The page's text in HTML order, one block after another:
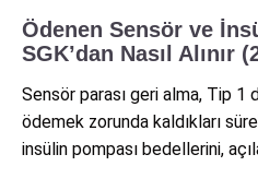
Ödenen Sensör ve
SGK’dan Nasıl Alınır
Sensör parası geri alma, Tip 1
ödemek zorunda kaldıkları
insülin pompası bedellerini,